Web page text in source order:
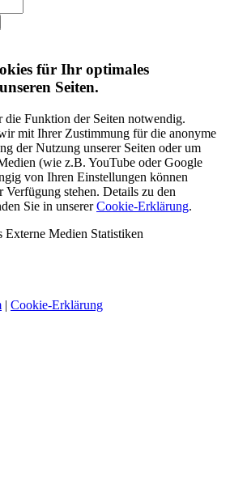
für Ihr optimales
Seiten.
Funktion der Seiten notwendig.
mit Ihrer Zustimmung für die anonyme
der Nutzung unserer Seiten oder um
(wie z.B. YouTube oder Google
von Ihren Einstellungen können
stehen. Details zu den
Sie in unsererCookie-Erklärung.
Externe Medien Statistiken
| Cookie-Erklärung